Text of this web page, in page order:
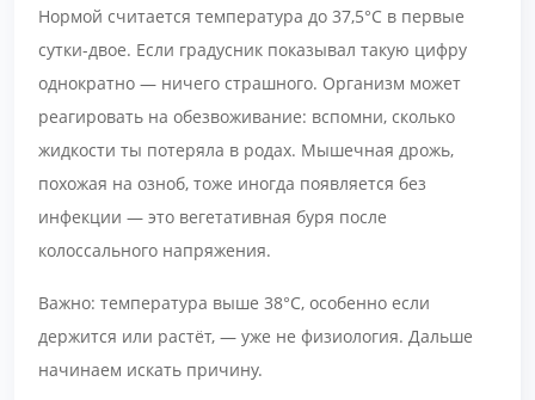
Нормой считается температура до 37,5°С в первые
сутки-двое. Если градусник показывал такую цифру
однократно — ничего страшного. Организм может
реагировать на обезвоживание: вспомни, сколько
жидкости ты потеряла в родах. Мышечная дрожь,
похожая на озноб, тоже иногда появляется без
инфекции — это вегетативная буря после
колоссального напряжения.
Важно: температура выше 38°С, особенно если
держится или растёт, — уже не физиология. Дальше
начинаем искать причину.